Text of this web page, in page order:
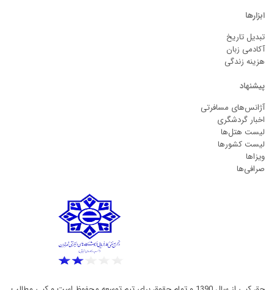
ابزارها
تبدیل تاریخ
آکادمی زبان
هزینه زندگی
پیشنهاد
آژانس‌های مسافرتی
اخبار گردشگری
لیست هتل‌ها
لیست کشورها
ویزاها
صرافی‌ها